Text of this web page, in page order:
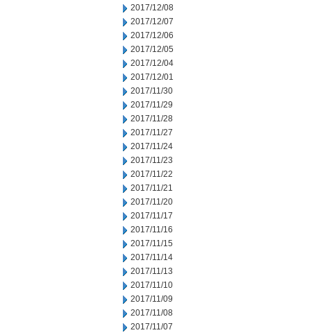
2017/12/08
2017/12/07
2017/12/06
2017/12/05
2017/12/04
2017/12/01
2017/11/30
2017/11/29
2017/11/28
2017/11/27
2017/11/24
2017/11/23
2017/11/22
2017/11/21
2017/11/20
2017/11/17
2017/11/16
2017/11/15
2017/11/14
2017/11/13
2017/11/10
2017/11/09
2017/11/08
2017/11/07